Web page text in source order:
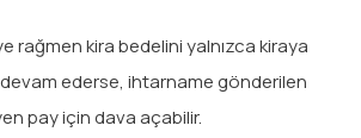
rağmen kira bedelini yalnızca kiraya
ederse, ihtarname gönderilen
pay için dava açabilir.